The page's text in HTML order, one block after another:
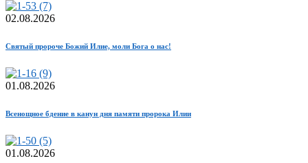
02.08.2026
Святый пророче Божий Илие, моли Бога о нас!
01.08.2026
Всенощное бдение в канун дня памяти пророка Илии
01.08.2026